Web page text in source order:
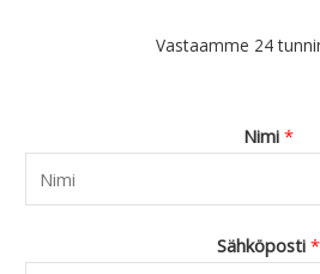
Vastaamme 24
Nimi *
Sähköposti *